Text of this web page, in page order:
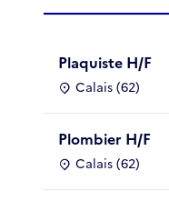
Plaquiste H/F
Calais (62)
Plombier H/F
Calais (62)